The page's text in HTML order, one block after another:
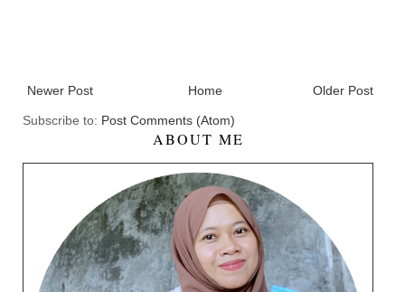
Newer Post Older Post
Home
Subscribe to: Post Comments (Atom)
ABOUT ME